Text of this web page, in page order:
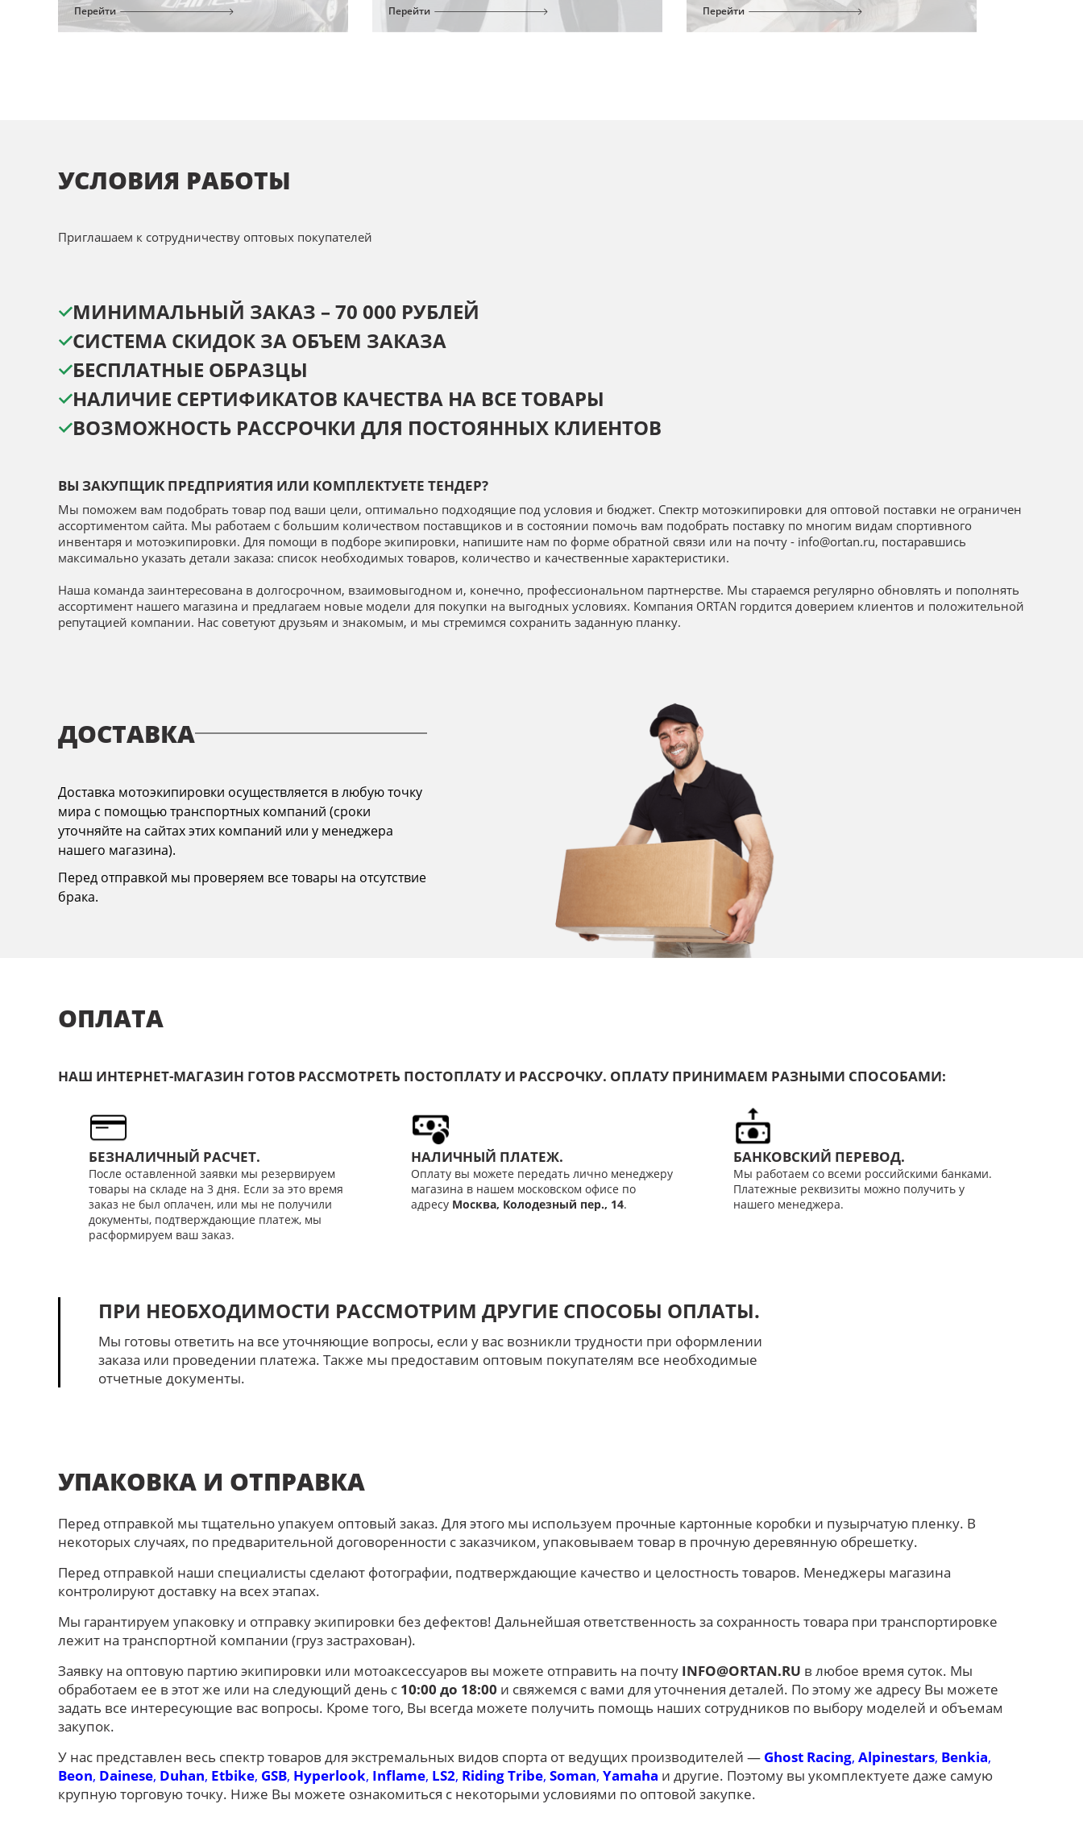
Перейти Перейти Перейти
УСЛОВИЯ РАБОТЫ
Приглашаем к сотрудничеству оптовых покупателей
МИНИМАЛЬНЫЙ ЗАКАЗ – 70 000 РУБЛЕЙ
СИСТЕМА СКИДОК ЗА ОБЪЕМ ЗАКАЗА
БЕСПЛАТНЫЕ ОБРАЗЦЫ
НАЛИЧИЕ СЕРТИФИКАТОВ КАЧЕСТВА НА ВСЕ ТОВАРЫ
ВОЗМОЖНОСТЬ РАССРОЧКИ ДЛЯ ПОСТОЯННЫХ КЛИЕНТОВ
ВЫ ЗАКУПЩИК ПРЕДПРИЯТИЯ ИЛИ КОМПЛЕКТУЕТЕ ТЕНДЕР?
Мы поможем вам подобрать товар под ваши цели, оптимально подходящие под условия и бюджет. Спектр мотоэкипировки для оптовой поставки не ограничен
ассортиментом сайта. Мы работаем с большим количеством поставщиков и в состоянии помочь вам подобрать поставку по многим видам спортивного
инвентаря и мотоэкипировки. Для помощи в подборе экипировки, напишите нам по форме обратной связи или на почту - info@ortan.ru, постаравшись
максимально указать детали заказа: список необходимых товаров, количество и качественные характеристики.
Наша команда заинтересована в долгосрочном, взаимовыгодном и, конечно, профессиональном партнерстве. Мы стараемся регулярно обновлять и пополнять
ассортимент нашего магазина и предлагаем новые модели для покупки на выгодных условиях. Компания ORTAN гордится доверием клиентов и положительной
репутацией компании. Нас советуют друзьям и знакомым, и мы стремимся сохранить заданную планку.
ДОСТАВКА
Доставка мотоэкипировки осуществляется в любую точку
мира с помощью транспортных компаний (сроки
уточняйте на сайтах этих компаний или у менеджера
нашего магазина).
Перед отправкой мы проверяем все товары на отсутствие
брака.
ОПЛАТА
НАШ ИНТЕРНЕТ-МАГАЗИН ГОТОВ РАССМОТРЕТЬ ПОСТОПЛАТУ И РАССРОЧКУ. ОПЛАТУ ПРИНИМАЕМ РАЗНЫМИ СПОСОБАМИ:
БЕЗНАЛИЧНЫЙ РАСЧЕТ.
После оставленной заявки мы резервируем
товары на складе на 3 дня. Если за это время
заказ не был оплачен, или мы не получили
документы, подтверждающие платеж, мы
расформируем ваш заказ.
НАЛИЧНЫЙ ПЛАТЕЖ.
Оплату вы можете передать лично менеджеру
магазина в нашем московском офисе по
адресу Москва, Колодезный пер., 14.
БАНКОВСКИЙ ПЕРЕВОД.
Мы работаем со всеми российскими банками.
Платежные реквизиты можно получить у
нашего менеджера.
ПРИ НЕОБХОДИМОСТИ РАССМОТРИМ ДРУГИЕ СПОСОБЫ ОПЛАТЫ.
Мы готовы ответить на все уточняющие вопросы, если у вас возникли трудности при оформлении
заказа или проведении платежа. Также мы предоставим оптовым покупателям все необходимые
отчетные документы.
УПАКОВКА И ОТПРАВКА
Перед отправкой мы тщательно упакуем оптовый заказ. Для этого мы используем прочные картонные коробки и пузырчатую пленку. В
некоторых случаях, по предварительной договоренности с заказчиком, упаковываем товар в прочную деревянную обрешетку.
Перед отправкой наши специалисты сделают фотографии, подтверждающие качество и целостность товаров. Менеджеры магазина
контролируют доставку на всех этапах.
Мы гарантируем упаковку и отправку экипировки без дефектов! Дальнейшая ответственность за сохранность товара при транспортировке
лежит на транспортной компании (груз застрахован).
Заявку на оптовую партию экипировки или мотоаксессуаров вы можете отправить на почту INFO@ORTAN.RU в любое время суток. Мы
обработаем ее в этот же или на следующий день с 10:00 до 18:00 и свяжемся с вами для уточнения деталей. По этому же адресу Вы можете
задать все интересующие вас вопросы. Кроме того, Вы всегда можете получить помощь наших сотрудников по выбору моделей и объемам
закупок.
У нас представлен весь спектр товаров для экстремальных видов спорта от ведущих производителей — Ghost Racing, Alpinestars, Benkia,
Beon, Dainese, Duhan, Etbike, GSB, Hyperlook, Inflame, LS2, Riding Tribe, Soman, Yamaha и другие. Поэтому вы укомплектуете даже самую
крупную торговую точку. Ниже Вы можете ознакомиться с некоторыми условиями по оптовой закупке.